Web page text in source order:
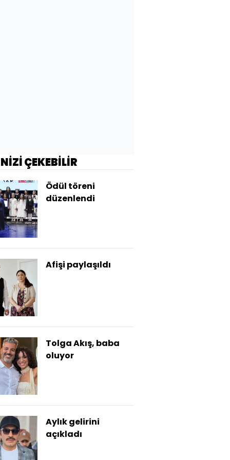
ÇEKEBİLİR
Ödül töreni
düzenlendi
Afişi paylaşıldı
Tolga Akış, baba
oluyor
Aylık gelirini
açıkladı